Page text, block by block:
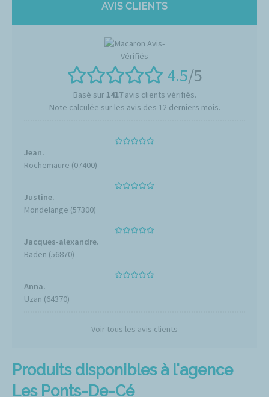
Produits disponibles à l'agence
Les Ponts-De-Cé
AVIS CLIENTS
4.5/5
Basé sur 1417avis clients vérifiés.
Note calculée sur les avis des 12 derniers mois.
Jean.
Rochemaure (07400)
Justine.
Mondelange (57300)
Jacques-alexandre.
Baden (56870)
Anna.
Uzan (64370)
Voir tous les avis clients